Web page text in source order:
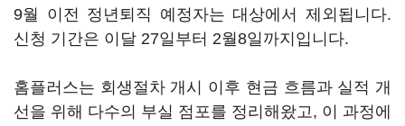
9월 이전 정년퇴직 예정자는 대상에서 제외됩니다.
신청 기간은 이달 27일부터 2월8일까지입니다.
홈플러스는 회생절차 개시 이후 현금 흐름과 실적 개
선을 위해 다수의 부실 점포를 정리해왔고, 이 과정에